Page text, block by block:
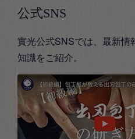
公式SNS
實光公式SNSでは、最新情
知識をご紹介。